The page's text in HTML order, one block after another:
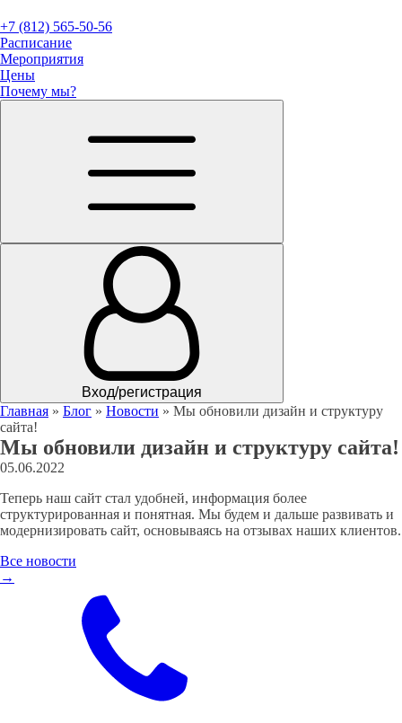
+7 (812) 565-50-56
Расписание
Мероприятия
Цены
Почему мы?
Вход/регистрация
Главная » Блог » Новости » Мы обновили дизайн и структуру
сайта!
Мы обновили дизайн и структуру сайта!
05.06.2022
Теперь наш сайт стал удобней, информация более
структурированная и понятная. Мы будем и дальше развивать и
модернизировать сайт, основываясь на отзывах наших клиентов.
Все новости
→